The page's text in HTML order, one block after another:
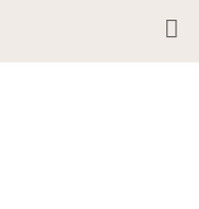
content